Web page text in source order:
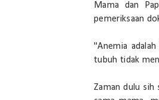
Mama dan
pemeriksaan
"Anemia
tubuh tidak
Zaman dulu sih